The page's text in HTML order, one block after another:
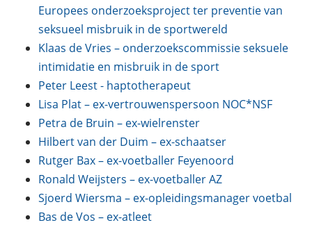
Europees onderzoeksproject ter preventie van
seksueel misbruik in de sportwereld
Klaas de Vries – onderzoekscommissie seksuele
intimidatie en misbruik in de sport
Peter Leest - haptotherapeut
Lisa Plat – ex-vertrouwenspersoon NOC*NSF
Petra de Bruin – ex-wielrenster
Hilbert van der Duim – ex-schaatser
Rutger Bax – ex-voetballer Feyenoord
Ronald Weijsters – ex-voetballer AZ
Sjoerd Wiersma – ex-opleidingsmanager voetbal
Bas de Vos – ex-atleet